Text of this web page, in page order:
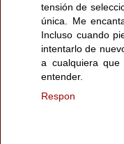
tensión de
única. Me
Incluso cuando
intentarlo de
a cualquiera
entender.
Respon